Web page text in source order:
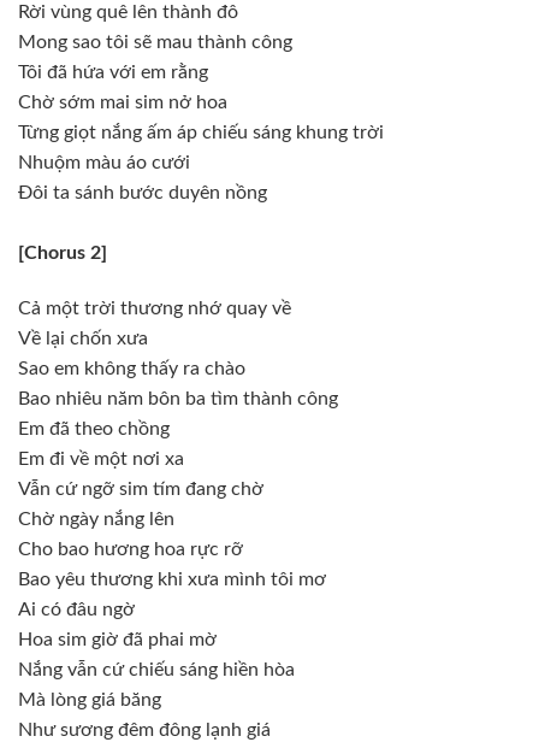
Rời vùng quê lên thành đô
Mong sao tôi sẽ mau thành công
Tôi đã hứa với em rằng
Chờ sớm mai sim nở hoa
Từng giọt nắng ấm áp chiếu sáng khung trời
Nhuộm màu áo cưới
Đôi ta sánh bước duyên nồng
[Chorus 2]
Cả một trời thương nhớ quay về
Về lại chốn xưa
Sao em không thấy ra chào
Bao nhiêu năm bôn ba tìm thành công
Em đã theo chồng
Em đi về một nơi xa
Vẫn cứ ngỡ sim tím đang chờ
Chờ ngày nắng lên
Cho bao hương hoa rực rỡ
Bao yêu thương khi xưa mình tôi mơ
Ai có đâu ngờ
Hoa sim giờ đã phai mờ
Nắng vẫn cứ chiếu sáng hiền hòa
Mà lòng giá băng
Như sương đêm đông lạnh giá